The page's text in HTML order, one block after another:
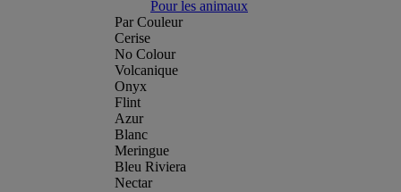
Pour les animaux
Par Couleur
Cerise
No Colour
Volcanique
Onyx
Flint
Azur
Blanc
Meringue
Bleu Riviera
Nectar